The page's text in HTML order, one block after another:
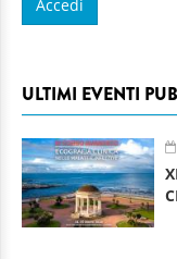
ULTIMI EVENTI